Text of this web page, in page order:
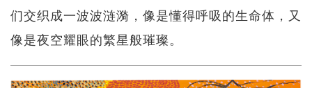
们交织成一波波涟漪，像是懂得呼吸的生命体，又
像是夜空耀眼的繁星般璀璨。